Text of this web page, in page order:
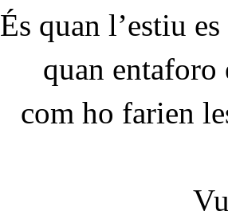
És quan l’estiu
quan
com ho farien